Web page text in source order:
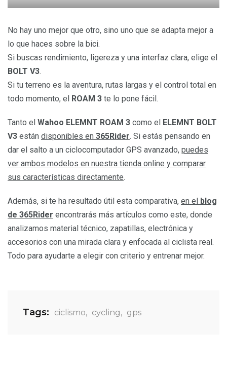
No hay uno mejor que otro, sino uno que se adapta mejor a
lo que haces sobre la bici.
Si buscas rendimiento, ligereza y una interfaz clara, elige el
BOLT V3.
Si tu terreno es la aventura, rutas largas y el control total en
todo momento, el ROAM 3 te lo pone fácil.
Tanto el Wahoo ELEMNT ROAM 3 como el ELEMNT BOLT
V3 están disponibles en 365Rider. Si estás pensando en
dar el salto a un ciclocomputador GPS avanzado, puedes
ver ambos modelos en nuestra tienda online y comparar
sus características directamente.
Además, si te ha resultado útil esta comparativa, en el blog
de 365Rider encontrarás más artículos como este, donde
analizamos material técnico, zapatillas, electrónica y
accesorios con una mirada clara y enfocada al ciclista real.
Todo para ayudarte a elegir con criterio y entrenar mejor.
Tags: ciclismo, cycling, gps